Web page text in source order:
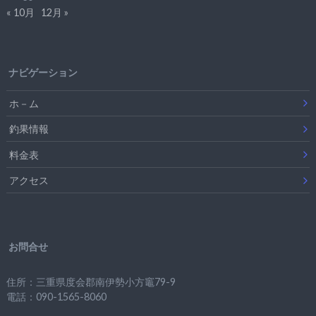
« 10月
12月 »
ナビゲーション
ホ－ム
釣果情報
料金表
アクセス
お問合せ
住所：三重県度会郡南伊勢小方竈79-9
電話：090-1565-8060